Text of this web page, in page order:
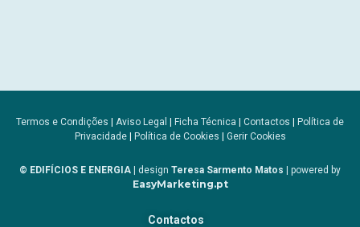
Termos e Condições | Aviso Legal | Ficha Técnica | Contactos | Política de
Privacidade| Política de Cookies | Gerir Cookies
© EDIFÍCIOS E ENERGIA | design Teresa Sarmento Matos | powered by
EasyMarketing.pt
Contactos